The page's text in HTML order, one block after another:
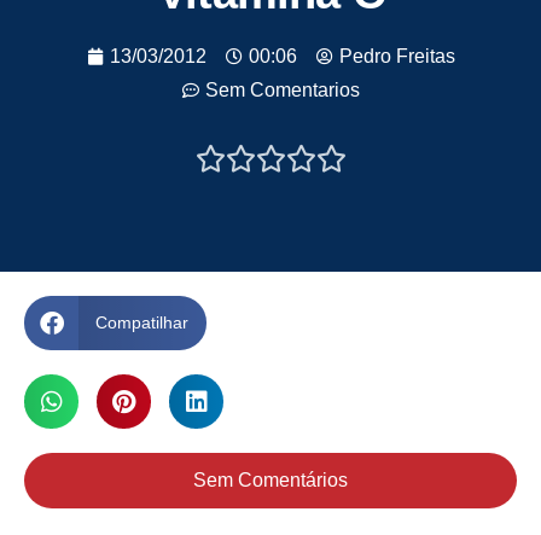
13/03/2012 00:06
Pedro Freitas
Sem Comentarios

Compatilhar
Sem Comentários